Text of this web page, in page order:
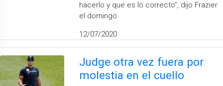
hacerlo y que es lo correcto”, dijo Frazier
el domingo
12/07/2020
Judge otra vez fuera por
molestia en el cuello